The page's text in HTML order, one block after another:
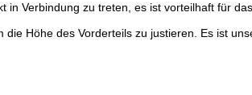
Verbindung zu treten, es ist vorteilhaft für
Höhe des Vorderteils zu justieren. Es ist